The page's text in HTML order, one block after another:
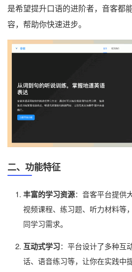
是希望提升口语的进阶者，音客都
容，帮助你快速进步。
二、功能特征
丰富的学习资源：音客平台提供
视频课程、练习题、听力材料等
同学习需求。
互动式学习：平台设计了多种互
话、语音练习等，让你在实践中